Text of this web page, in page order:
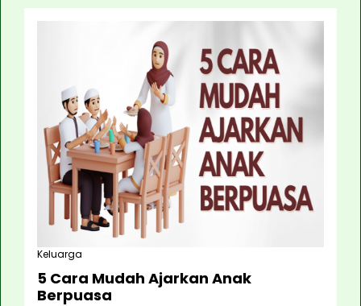
Keluarga
5 Cara Mudah Ajarkan Anak
Berpuasa